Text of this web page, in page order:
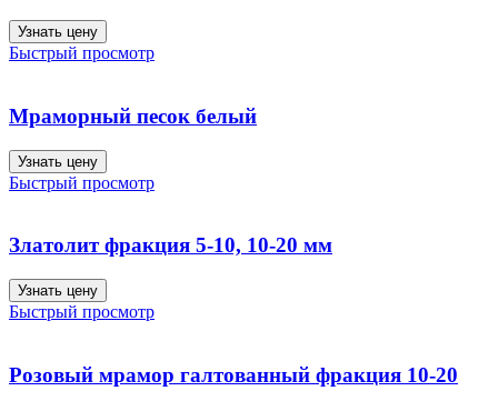
Узнать цену
Быстрый просмотр
Мраморный песок белый
Узнать цену
Быстрый просмотр
Златолит фракция 5-10, 10-20 мм
Узнать цену
Быстрый просмотр
Розовый мрамор галтованный фракция 10-20